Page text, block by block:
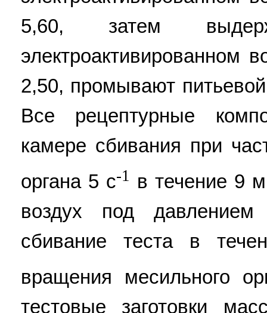
5,60, затем
электроактивированном
2,50, промывают
Все рецептурные
камере сбивания при
органа 5 с-1 в течение 9
воздух под
сбивание теста в
вращения месильного
тестовые заготовки